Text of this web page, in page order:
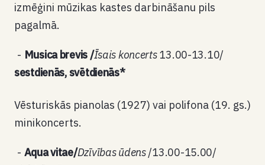
izmēģini mūzikas kastes darbināšanu pils
pagalmā.
Musica brevis /Īsais koncerts13.00-13.10/
sestdienās, svētdienās*
Vēsturiskās pianolas (1927) vai polifona (19. gs.)
minikoncerts.
Aqua vitae/Dzīvības ūdens/13.00-15.00/